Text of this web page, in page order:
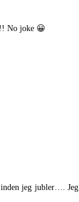
No joke 😀
jeg jubler…. Jeg